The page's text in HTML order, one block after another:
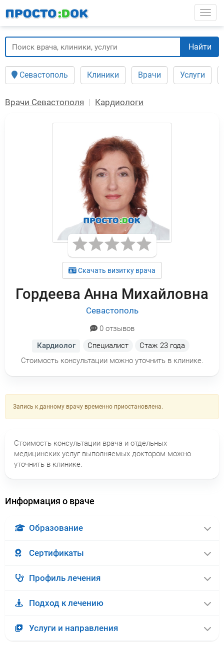
содержанию
Найти
Севастополь Клиники Врачи Услуги
Врачи Севастополя Кардиологи
Скачать визитку врача
Гордеева Анна Михайловна
Севастополь
0 отзывов
Кардиолог
Специалист Стаж 23 года
Стоимость консультации можно уточнить в клинике.
Запись к данному врачу временно приостановлена.
Стоимость консультации врача и отдельных
медицинских услуг выполняемых доктором можно
уточнить в клинике.
Информация о враче
Образование
Сертификаты
Профиль лечения
Подход к лечению
Услуги и направления